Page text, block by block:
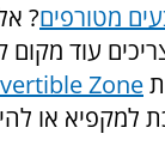
מטורפים?
עוד מקום
Zone
למקפיא או